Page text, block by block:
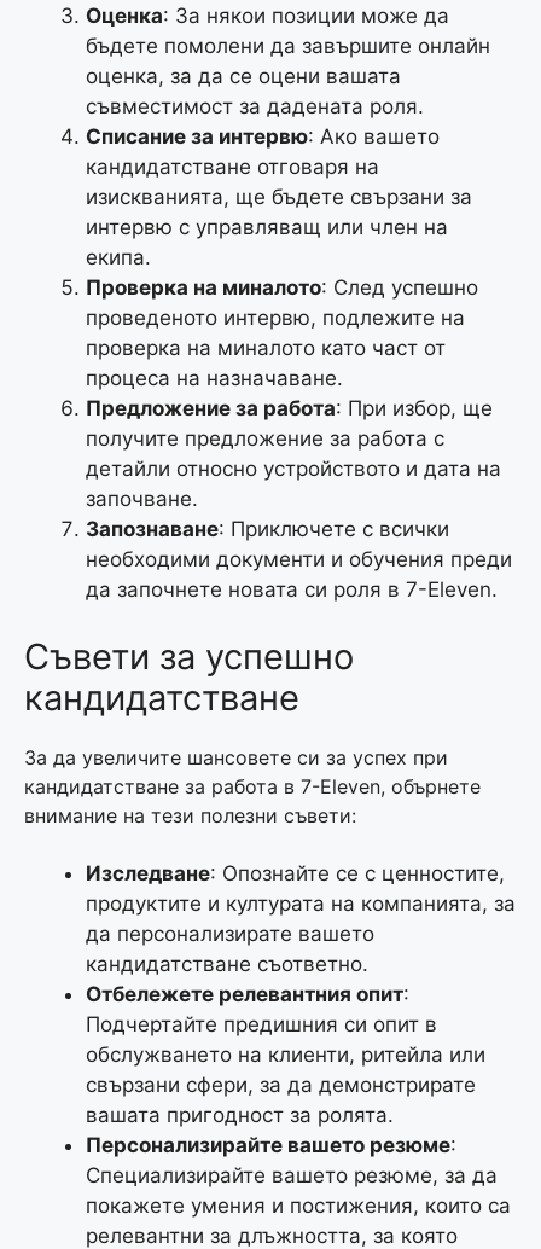
Оценка: За някои позиции може да
бъдете помолени да завършите онлайн
оценка, за да се оцени вашата
съвместимост за дадената роля.
Списание за интервю: Ако вашето
кандидатстване отговаря на
изискванията, ще бъдете свързани за
интервю с управляващ или член на
екипа.
Проверка на миналото: След успешно
проведеното интервю, подлежите на
проверка на миналото като част от
процеса на назначаване.
Предложение за работа: При избор, ще
получите предложение за работа с
детайли относно устройството и дата на
започване.
Запознаване: Приключете с всички
необходими документи и обучения преди
да започнете новата си роля в 7-Eleven.
Съвети за успешно
кандидатстване
За да увеличите шансовете си за успех при
кандидатстване за работа в 7-Eleven, обърнете
внимание на тези полезни съвети:
Изследване: Опознайте се с ценностите,
продуктите и културата на компанията, за
да персонализирате вашето
кандидатстване съответно.
Отбележете релевантния опит:
Подчертайте предишния си опит в
обслужването на клиенти, ритейла или
свързани сфери, за да демонстрирате
вашата пригодност за ролята.
Персонализирайте вашето резюме:
Специализирайте вашето резюме, за да
покажете умения и постижения, които са
релевантни за длъжността, за която